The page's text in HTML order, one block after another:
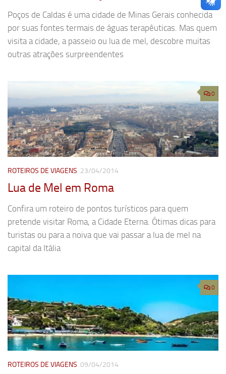
Poços de Caldas é uma cidade de Minas Gerais conhecida
por suas fontes termais de águas terapêuticas. Mas quem
visita a cidade, a passeio ou lua de mel, descobre muitas
outras atrações surpreendentes
0
ROTEIROS DE VIAGENS 23/04/2014
Lua de Mel em Roma
Confira um roteiro de pontos turísticos para quem
pretende visitar Roma, a Cidade Eterna. Ótimas dicas para
turistas ou para a noiva que vai passar a lua de mel na
capital da Itália
0
ROTEIROS DE VIAGENS 09/04/2014